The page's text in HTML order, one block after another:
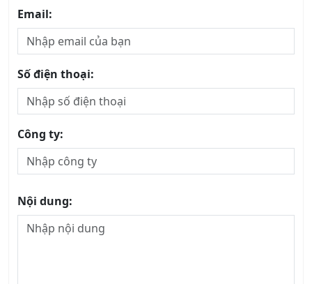
Email:
Số điện thoại:
Công ty:
Nội dung: